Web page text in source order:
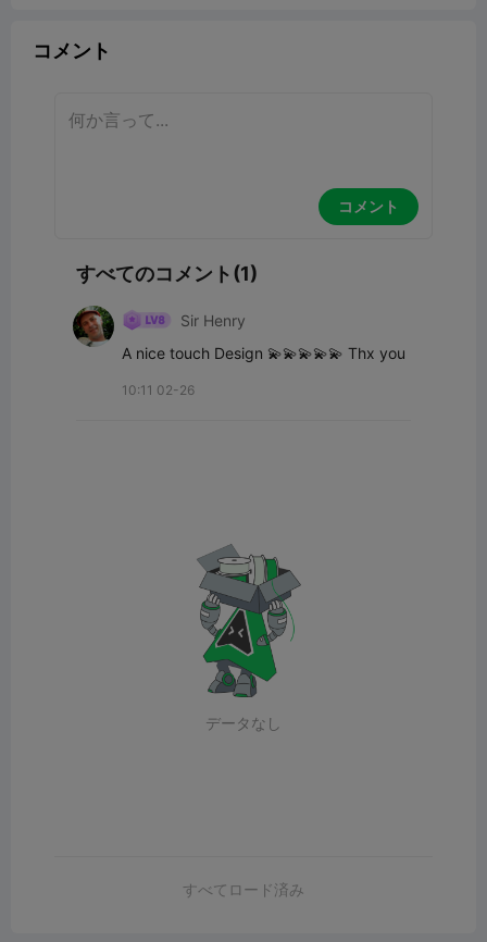
コメント
コメント
すべてのコメント(1)
Sir Henry
A nice touch Design 💫💫💫💫💫 Thx you
10:11 02-26
データなし
すべてロード済み